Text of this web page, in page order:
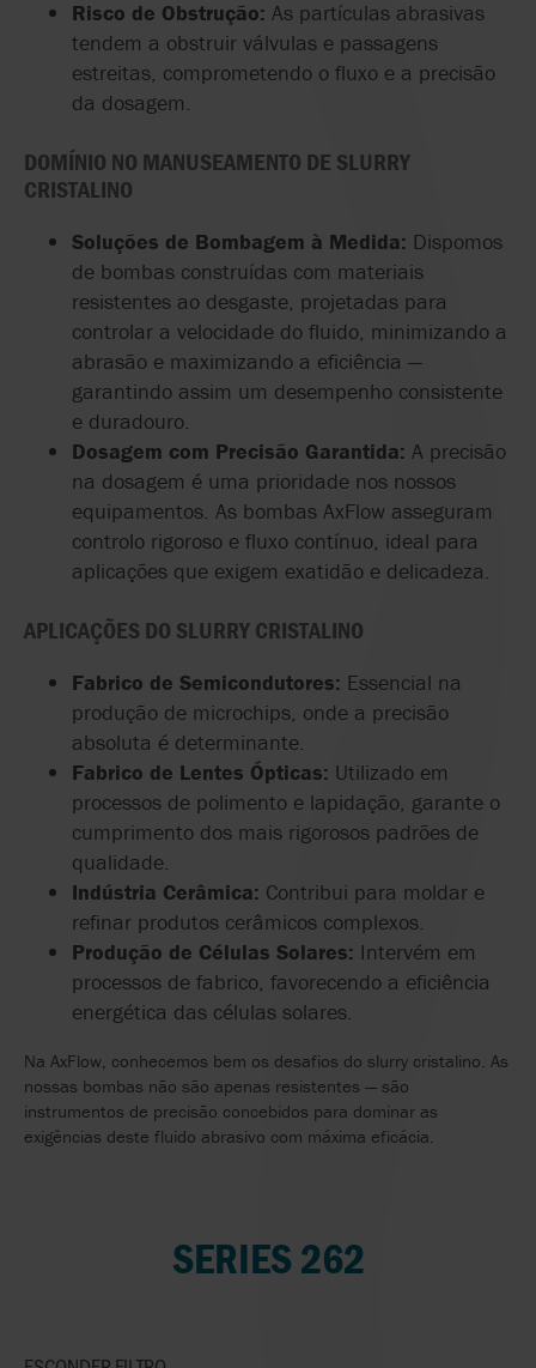
Risco de Obstrução: As partículas abrasivas
tendem a obstruir válvulas e passagens
estreitas, comprometendo o fluxo e a precisão
da dosagem.
DOMÍNIO NO MANUSEAMENTO DE SLURRY
CRISTALINO
Soluções de Bombagem à Medida: Dispomos
de bombas construídas com materiais
resistentes ao desgaste, projetadas para
controlar a velocidade do fluido, minimizando a
abrasão e maximizando a eficiência —
garantindo assim um desempenho consistente
e duradouro.
Dosagem com Precisão Garantida: A precisão
na dosagem é uma prioridade nos nossos
equipamentos. As bombas AxFlow asseguram
controlo rigoroso e fluxo contínuo, ideal para
aplicações que exigem exatidão e delicadeza.
APLICAÇÕES DO SLURRY CRISTALINO
Fabrico de Semicondutores: Essencial na
produção de microchips, onde a precisão
absoluta é determinante.
Fabrico de Lentes Ópticas: Utilizado em
processos de polimento e lapidação, garante o
cumprimento dos mais rigorosos padrões de
qualidade.
Indústria Cerâmica: Contribui para moldar e
refinar produtos cerâmicos complexos.
Produção de Células Solares: Intervém em
processos de fabrico, favorecendo a eficiência
energética das células solares.
Na AxFlow, conhecemos bem os desafios do slurry cristalino. As
nossas bombas não são apenas resistentes — são
instrumentos de precisão concebidos para dominar as
exigências deste fluido abrasivo com máxima eficácia.
SERIES 262